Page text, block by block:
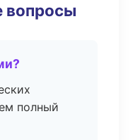
вопросы
полный